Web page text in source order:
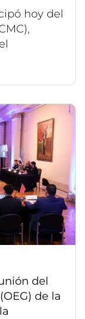
hoy del
del
de la